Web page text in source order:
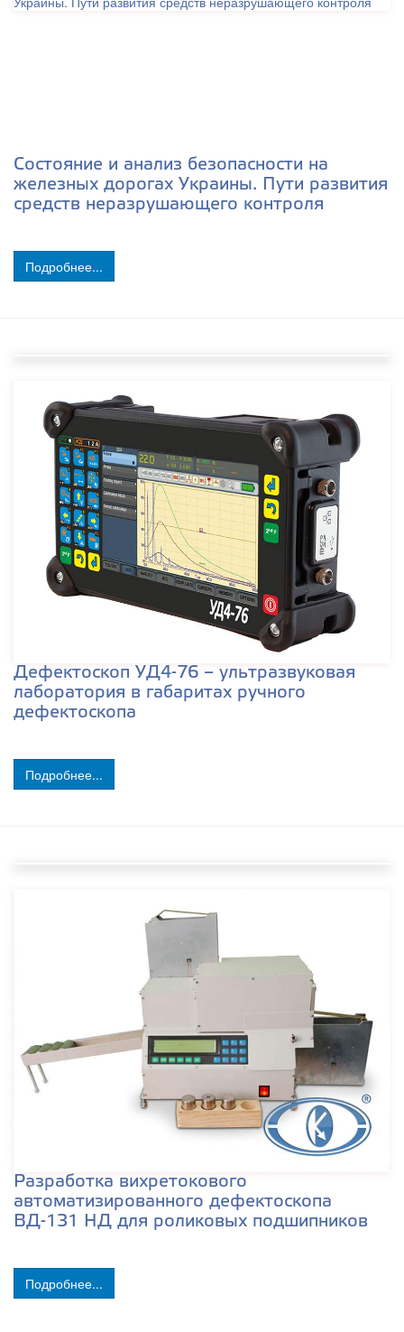
Состояние и анализ безопасности на
железных дорогах Украины. Пути развития
средств неразрушающего контроля
Подробнее...
Дефектоскоп УД4-76 – ультразвуковая
лаборатория в габаритах ручного
дефектоскопа
Подробнее...
Разработка вихретокового
автоматизированного дефектоскопа
ВД-131 НД для роликовых подшипников
Подробнее...